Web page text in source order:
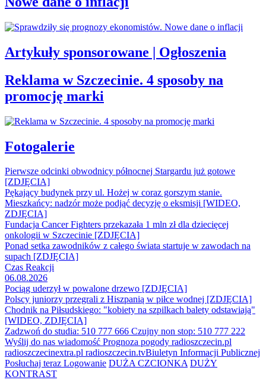
Artykuły sponsorowane | Ogłoszenia
Reklama w Szczecinie. 4 sposoby na
promocję marki
Fotogalerie
Pierwsze odcinki obwodnicy północnej Stargardu już gotowe
[ZDJĘCIA]
Pękający budynek przy ul. Hożej w coraz gorszym stanie.
Mieszkańcy: nadzór może podjąć decyzję o eksmisji [WIDEO,
ZDJĘCIA]
Fundacja Cancer Fighters przekazała 1 mln zł dla dziecięcej
onkologii w Szczecinie [ZDJĘCIA]
Ponad setka zawodników z całego świata startuje w zawodach na
supach [ZDJĘCIA]
Czas Reakcji
06.08.2026
Pociąg uderzył w powalone drzewo [ZDJĘCIA]
Polscy juniorzy przegrali z Hiszpanią w piłce wodnej [ZDJĘCIA]
Chodnik na Piłsudskiego: "kobiety na szpilkach balety odstawiają"
[WIDEO, ZDJĘCIA]
Zadzwoń do studia: 510 777 666 Czujny non stop: 510 777 222
Wyślij do nas wiadomość Prognoza pogody radioszczecin.pl
radioszczecinextra.pl radioszczecin.tvBiuletyn Informacji Publicznej
Posłuchaj teraz Logowanie DUŻA CZCIONKA DUŻY
KONTRAST